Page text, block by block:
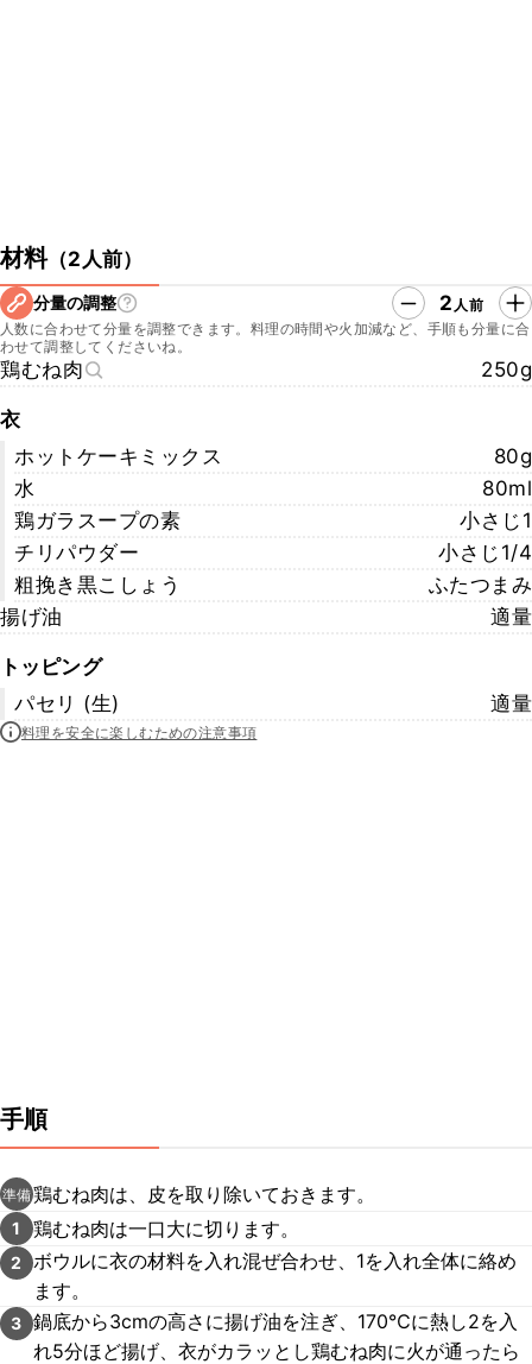
材料（2人前）
分量の調整 2 人前
人数に合わせて分量を調整できます。料理の時間や火加減など、手順も分量に合
わせて調整してくださいね。
鶏むね肉 250g
衣
ホットケーキミックス
80g
水
80ml
鶏ガラスープの素
小さじ1
チリパウダー
小さじ1/4
粗挽き黒こしょう
ふたつまみ
揚げ油
適量
トッピング
パセリ (生)
適量
料理を安全に楽しむための注意事項
手順
準備鶏むね肉は、皮を取り除いておきます。
1 鶏むね肉は一口大に切ります。
2
ボウルに衣の材料を入れ混ぜ合わせ、1を入れ全体に絡め
ます。
3 鍋底から3cmの高さに揚げ油を注ぎ、170℃に熱し2を入
れ5分ほど揚げ、衣がカラッとし鶏むね肉に火が通ったら